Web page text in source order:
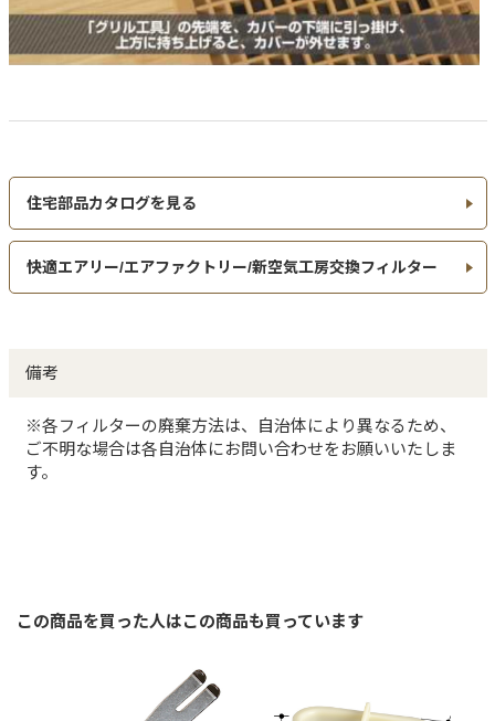
住宅部品カタログを見る
快適エアリー/エアファクトリー/新空気工房交換フィルター
備考
※各フィルターの廃棄方法は、自治体により異なるため、
ご不明な場合は各自治体にお問い合わせをお願いいたしま
す。
この商品を買った人はこの商品も買っています